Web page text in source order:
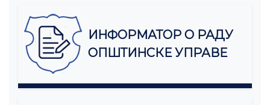
ИНФОРМАТОР О РАДУ
ОПШТИНСКЕ УПРАВЕ